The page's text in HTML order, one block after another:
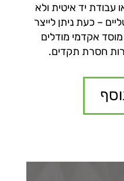
עבודת יד איטית ולא
– כעת ניתן לייצר
אקדמי מודלים
חסרת תקדים.